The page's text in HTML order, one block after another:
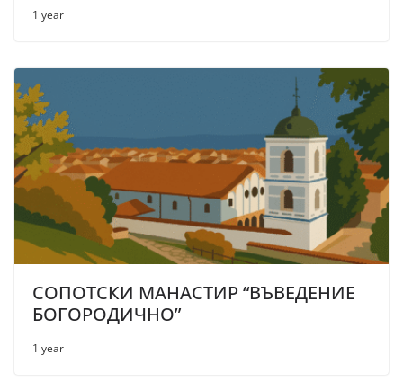
1 year
СОПОТСКИ МАНАСТИР “ВЪВЕДЕНИЕ
БОГОРОДИЧНО”
1 year